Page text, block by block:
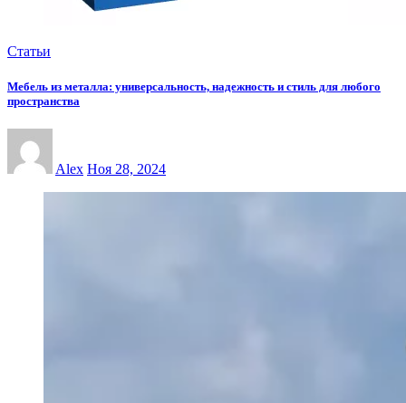
Статьи
Мебель из металла: универсальность, надежность и стиль для любого
пространства
Alex Ноя 28, 2024